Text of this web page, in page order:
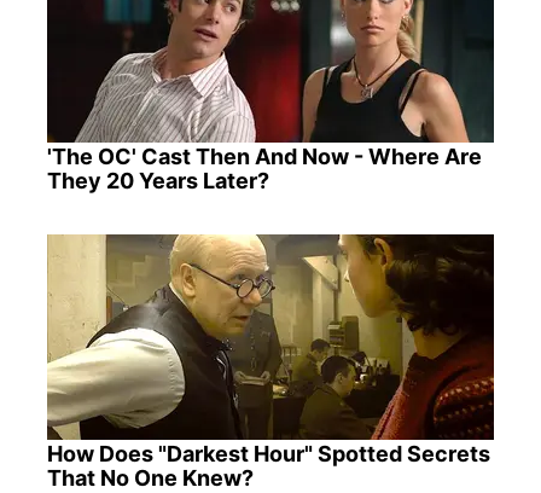
'The OC' Cast Then And Now - Where Are
They 20 Years Later?
How Does "Darkest Hour" Spotted Secrets
That No One Knew?